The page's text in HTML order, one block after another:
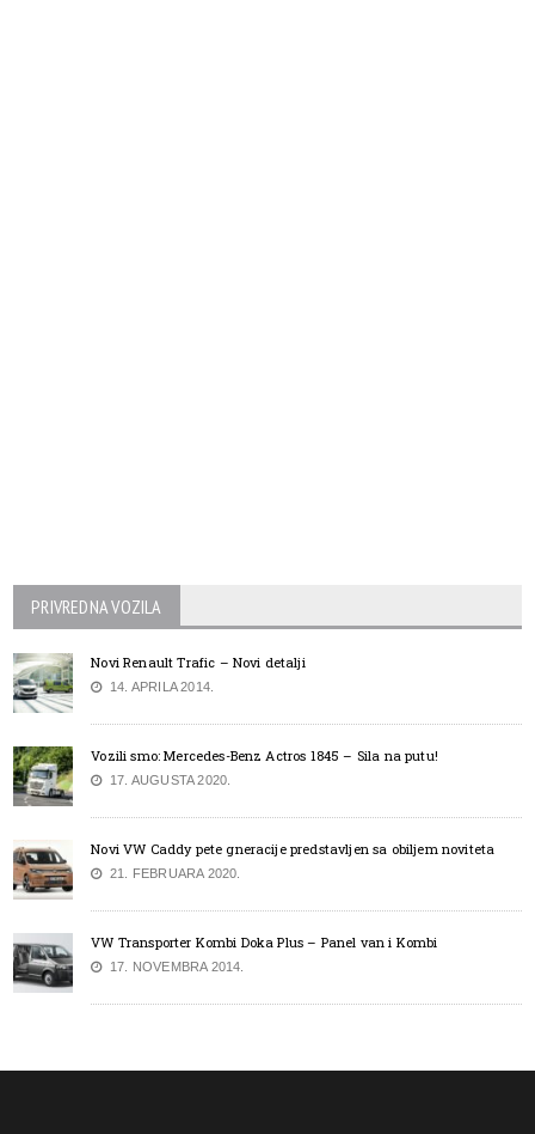
PRIVREDNA VOZILA
Novi Renault Trafic – Novi detalji
14. APRILA 2014.
Vozili smo: Mercedes-Benz Actros 1845 – Sila na putu!
17. AUGUSTA 2020.
Novi VW Caddy pete gneracije predstavljen sa obiljem noviteta
21. FEBRUARA 2020.
VW Transporter Kombi Doka Plus – Panel van i Kombi
17. NOVEMBRA 2014.